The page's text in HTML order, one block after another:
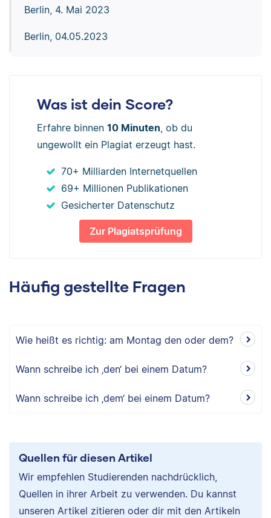
Berlin, 4. Mai 2023
Berlin, 04.05.2023
Was ist dein Score?
Erfahre binnen 10 Minuten, ob du
ungewollt ein Plagiat erzeugt hast.
70+ Milliarden Internetquellen
69+ Millionen Publikationen
Gesicherter Datenschutz
Zur Plagiatsprüfung
Häufig gestellte Fragen
Wie heißt es richtig: am Montag den oder dem?
Wann schreibe ich ‚den‘ bei einem Datum?
Wann schreibe ich ‚dem‘ bei einem Datum?
Quellen für diesen Artikel
Wir empfehlen Studierenden nachdrücklich,
Quellen in ihrer Arbeit zu verwenden. Du kannst
unseren Artikel zitieren oder dir mit den Artikeln